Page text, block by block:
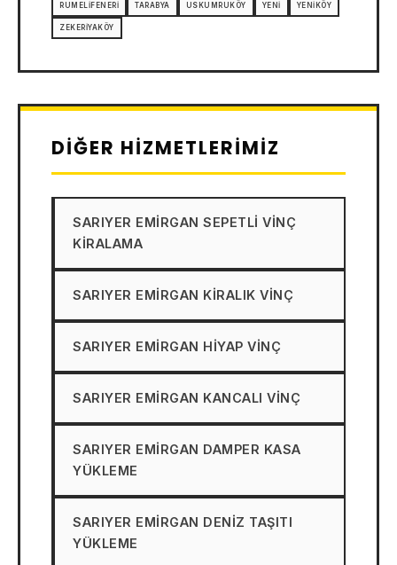
RUMELIFENERI TARABYA USKUMRUKÖY YENI YENIKÖY
ZEKERIYAKÖY
DIĞER HIZMETLERIMIZ
SARIYER EMIRGAN SEPETLI VINÇ
KIRALAMA
SARIYER EMIRGAN KIRALIK VINÇ
SARIYER EMIRGAN HIYAP VINÇ
SARIYER EMIRGAN KANCALI VINÇ
SARIYER EMIRGAN DAMPER KASA
YÜKLEME
SARIYER EMIRGAN DENIZ TAŞITI
YÜKLEME